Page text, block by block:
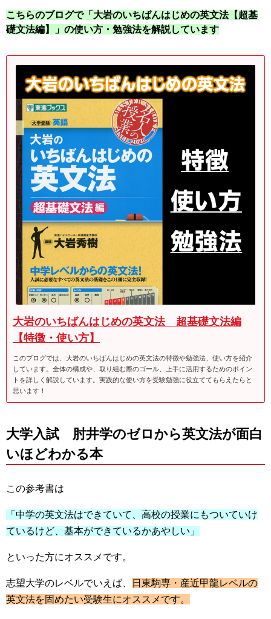
こちらのブログで「大岩のいちばんはじめの英文法【超基
礎文法編】」の使い方・勉強法を解説しています
大岩のいちばんはじめの英文法 超基礎文法編
【特徴・使い方】
このブログでは、大岩のいちばんはじめの英文法の特徴や勉強法、使い方を紹介
しています。全体の構成や、取り組む際のゴール、上手に活用するためのポイン
トを詳しく解説しています。実践的な使い方を受験勉強に役立ててもらえたらと
思います！
大学入試 肘井学のゼロから英文法が面白
いほどわかる本
この参考書は
「中学の英文法はできていて、高校の授業にもついていけ
ているけど、基本ができているかあやしい」
といった方にオススメです。
志望大学のレベルでいえば、
日東駒専・産近甲龍レベルの
英文法を固めたい受験生にオススメです。